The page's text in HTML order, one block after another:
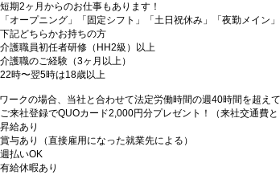
期2ヶ月からのお仕事もあります！
オープニング」「固定シフト」「土日祝休み」「夜勤メイン
記どちらかお持ちの方
介護職員初任者研修（HH2級）以上
介護職のご経験（3ヶ月以上）
時〜翌5時は18歳以上
ークの場合、当社と合わせて法定労働時間の週40時間を超え
来社登録でQUOカード2,000円分プレゼント！（来社交通費と
給あり
与あり（直接雇用になった就業先による）
払いOK
給休暇あり